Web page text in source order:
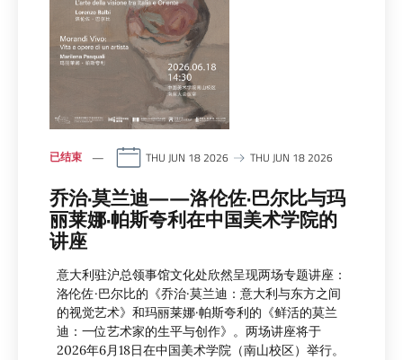
已结束 THU JUN 18 2026 THU JUN 18 2026
乔治·莫兰迪——洛伦佐·巴尔比与玛
丽莱娜·帕斯夸利在中国美术学院的
讲座
意大利驻沪总领事馆文化处欣然呈现两场专题讲座：
洛伦佐·巴尔比的《乔治·莫兰迪：意大利与东方之间
的视觉艺术》和玛丽莱娜·帕斯夸利的《鲜活的莫兰
迪：一位艺术家的生平与创作》。两场讲座将于
2026年6月18日在中国美术学院（南山校区）举行。